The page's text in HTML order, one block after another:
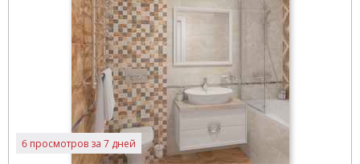
6 просмотров за 7 дней